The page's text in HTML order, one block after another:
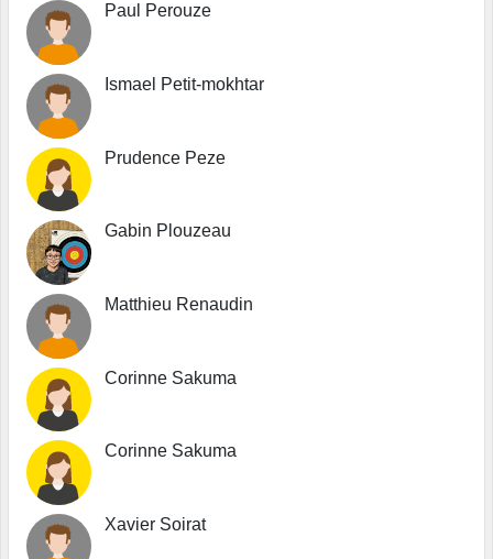
Paul Perouze
Ismael Petit-mokhtar
Prudence Peze
Gabin Plouzeau
Matthieu Renaudin
Corinne Sakuma
Corinne Sakuma
Xavier Soirat